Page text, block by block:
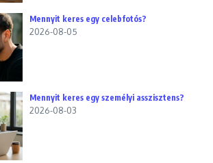
Mennyit keres egy celebfotós?
2026-08-05
Mennyit keres egy személyi asszisztens?
2026-08-03